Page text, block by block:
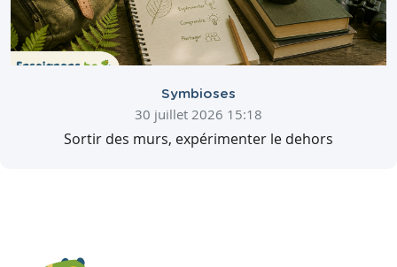
Symbioses
30 juillet 2026 15:18
Sortir des murs, expérimenter le dehors